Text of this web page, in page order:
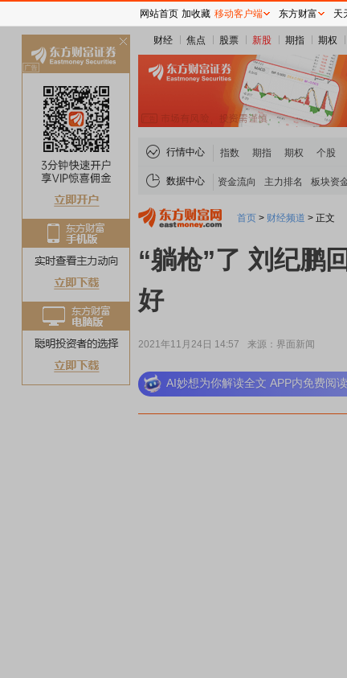
财经 焦点 股票 新股 期指 期权
行情中心 指数 期指 期权 个股
数据中心 资金流向 主力排名 板块资
首页 > 财经频道 > 正文
“躺枪”了 刘纪鹏
好
2021年11月24日 14:57 来源：界面新闻
AI妙想为你解读全文 APP内免费阅读
网站首页 加收藏 移动客户端 东方财富 天
关